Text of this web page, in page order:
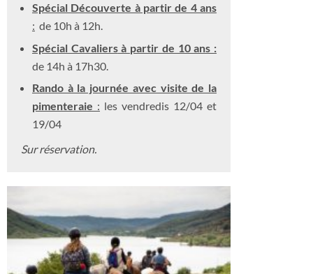
Spécial Découverte à partir de 4 ans
: de 10h à 12h.
Spécial Cavaliersà partir de 10 ans :
de 14h à 17h30.
Rando à la journée avec visite de la
pimenteraie : les vendredis 12/04 et
19/04
Sur réservation.